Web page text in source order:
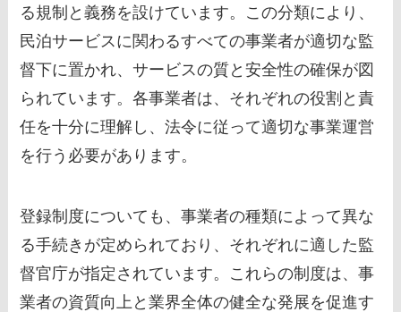
る規制と義務を設けています。この分類により、
民泊サービスに関わるすべての事業者が適切な監
督下に置かれ、サービスの質と安全性の確保が図
られています。各事業者は、それぞれの役割と責
任を十分に理解し、法令に従って適切な事業運営
を行う必要があります。
登録制度についても、事業者の種類によって異な
る手続きが定められており、それぞれに適した監
督官庁が指定されています。これらの制度は、事
業者の資質向上と業界全体の健全な発展を促進す